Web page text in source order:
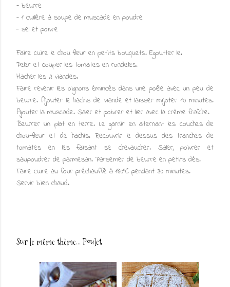
- beurre
- 1 cuillère à soupe de muscade en poudre
- sel et poivre
Faire cuire le chou fleur en petits bouquets. Egoutter le.
Peler et couper les tomates en rondelles.
Hacher les 2 viandes.
Faire revenir les oignons émincés dans une poêle avec un peu de
beurre. Ajouter le hachis de viande et laisser mijoter 10 minutes.
Ajouter la muscade. Saler et poivrer et lier avec la crème fraîche.
Beurrer un plat en terre. Le garnir en alternant les couches de
chou-fleur et de hachis. Recouvrir le dessus des tranches de
tomates en les faisant se chevaucher. Saler, poivrer et
saupoudrer de parmesan. Parsemer de beurre en petits dés.
Faire cuire au four préchauffé à 180°C pendant 30 minutes.
Servir bien chaud.
Sur le même thème...Poulet